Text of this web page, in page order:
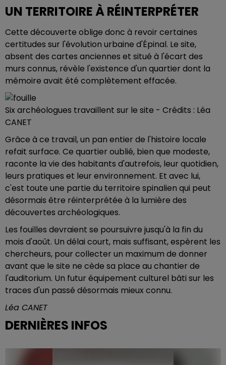
UN TERRITOIRE À RÉINTERPRÉTER
Cette découverte oblige donc à revoir certaines
certitudes sur l'évolution urbaine d'Épinal. Le site,
absent des cartes anciennes et situé à l'écart des
murs connus, révèle l'existence d'un quartier dont la
mémoire avait été complètement effacée.
Six archéologues travaillent sur le site - Crédits : Léa
CANET
Grâce à ce travail, un pan entier de l'histoire locale
refait surface. Ce quartier oublié, bien que modeste,
raconte la vie des habitants d'autrefois, leur quotidien,
leurs pratiques et leur environnement. Et avec lui,
c'est toute une partie du territoire spinalien qui peut
désormais être réinterprétée à la lumière des
découvertes archéologiques.
Les fouilles devraient se poursuivre jusqu'à la fin du
mois d'août. Un délai court, mais suffisant, espèrent les
chercheurs, pour collecter un maximum de donner
avant que le site ne cède sa place au chantier de
l'auditorium. Un futur équipement culturel bâti sur les
traces d'un passé désormais mieux connu.
Léa CANET
DERNIÈRES INFOS